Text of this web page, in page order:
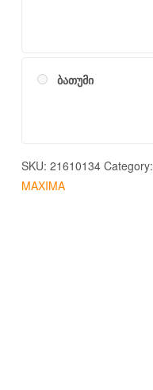
ბათუმი
SKU: 21610134 Category:
MAXIMA